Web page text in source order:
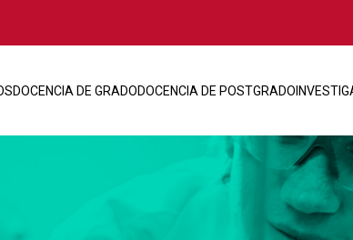
DOCENCIA DE GRADODOCENCIA DE POSTGRADO